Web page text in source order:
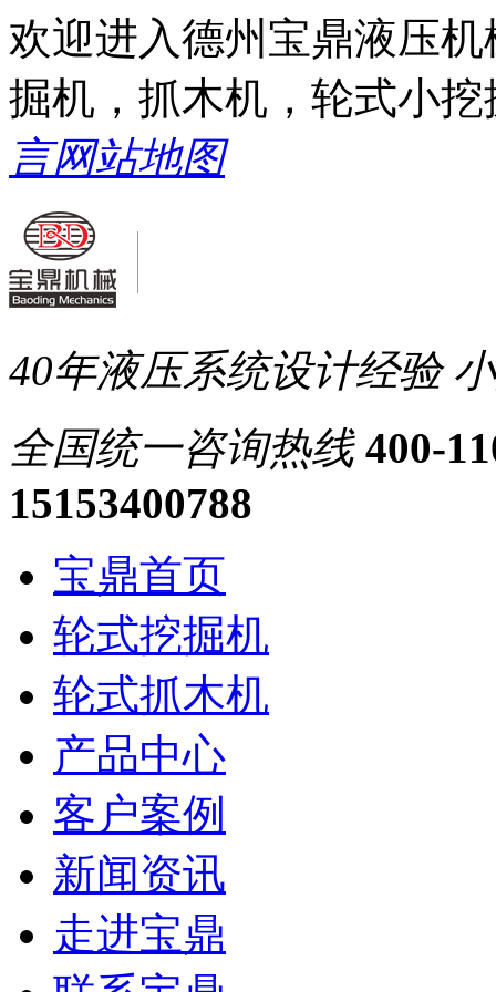
欢迎进入德州宝鼎液压
掘机，抓木机，轮式小
言网站地图
40年液压系统设计经验
全国统一咨询热线 400-
15153400788
宝鼎首页
轮式挖掘机
轮式抓木机
产品中心
客户案例
新闻资讯
走进宝鼎